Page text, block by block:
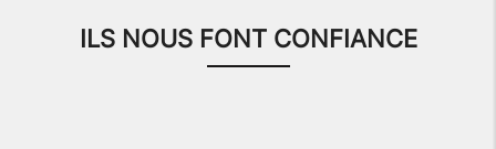
ILS NOUS FONT CONFIANCE